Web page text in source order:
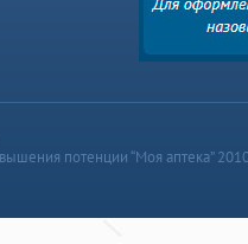
потенции “Моя аптека”